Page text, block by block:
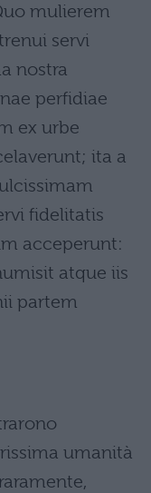
mulierem
servi
nostra
perfidiae
ex urbe
ita a
fidelitatis
acceperunt:
atque iis
partem
umanità